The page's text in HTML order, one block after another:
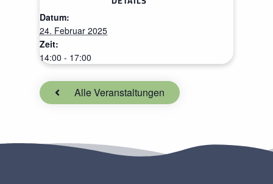
Datum:
24. Februar 2025
Zeit:
14:00 - 17:00
Alle Veranstaltungen